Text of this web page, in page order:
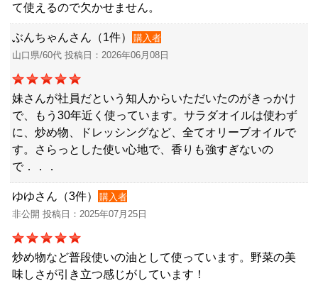
て使えるので欠かせません。
ぶんちゃんさん（1件）
購入者
山口県/60代 投稿日：2026年06月08日
妹さんが社員だという知人からいただいたのがきっかけ
で、もう30年近く使っています。サラダオイルは使わず
に、炒め物、ドレッシングなど、全てオリーブオイルで
す。さらっとした使い心地で、香りも強すぎないの
で．．．
ゆゆさん（3件）
購入者
非公開 投稿日：2025年07月25日
炒め物など普段使いの油として使っています。野菜の美
味しさが引き立つ感じがしています！